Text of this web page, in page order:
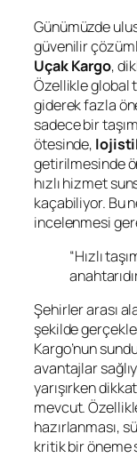
Günümüzde
güvenilir
Uçak Kargo,
Özellikle global
giderek fazla
sadece bir
ötesinde,
getirilmesinde
hızlı hizmet
kaçabiliyor. Bu
incelenmesi
“Hızlı
Şehirler arası
şekilde
Kargo’nun
avantajlar
yarışırken
mevcut.
hazırlanması,
kritik bir öneme